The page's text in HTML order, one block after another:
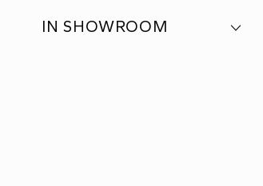
IN SHOWROOM